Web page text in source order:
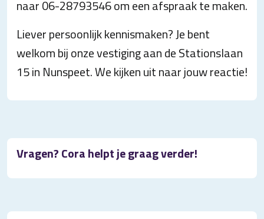
naar 06-28793546 om een afspraak te maken.
Liever persoonlijk kennismaken? Je bent
welkom bij onze vestiging aan de Stationslaan
15 in Nunspeet. We kijken uit naar jouw reactie!
Vragen? Cora helpt je graag verder!